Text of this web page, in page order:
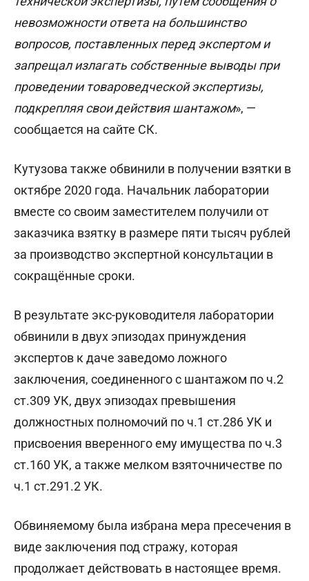
невозможности ответа на большинство
вопросов, поставленных перед экспертом и
запрещал излагать собственные выводы при
проведении товароведческой экспертизы,
подкрепляя свои действия шантажом», —
сообщается на сайте СК.
Кутузова также обвинили в получении взятки в
октябре 2020 года. Начальник лаборатории
вместе со своим заместителем получили от
заказчика взятку в размере пяти тысяч рублей
за производство экспертной консультации в
сокращённые сроки.
В результате экс-руководителя лаборатории
обвинили в двух эпизодах принуждения
экспертов к даче заведомо ложного
заключения, соединенного с шантажом по ч.2
ст.309 УК, двух эпизодах превышения
должностных полномочий по ч.1 ст.286 УК и
присвоения вверенного ему имущества по ч.3
ст.160 УК, а также мелком взяточничестве по
ч.1 ст.291.2 УК.
Обвиняемому была избрана мера пресечения в
виде заключения под стражу, которая
продолжает действовать в настоящее время.